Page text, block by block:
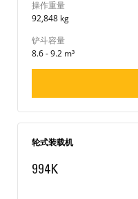
操作重量
92,848 kg
铲斗容量
8.6 - 9.2 m³
轮式装载机
994K